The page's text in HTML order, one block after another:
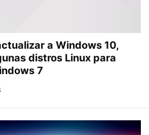
a Windows 10,
distros Linux para
7